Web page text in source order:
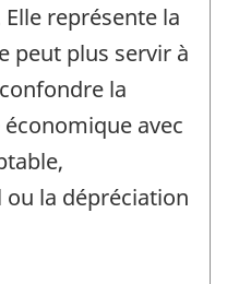
représente la
peut plus servir à
la
avec
la dépréciation